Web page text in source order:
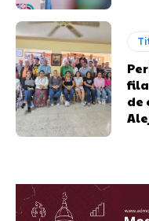
de